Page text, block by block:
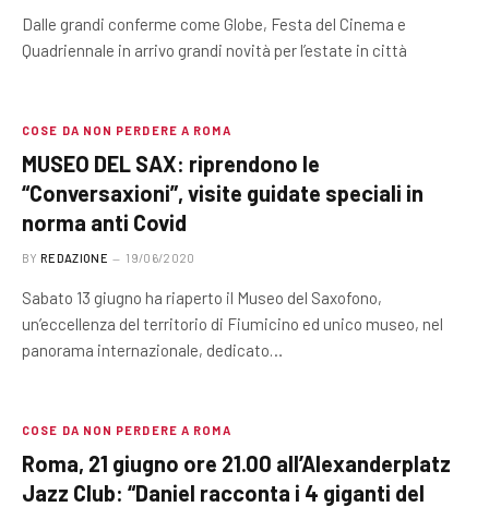
Dalle grandi conferme come Globe, Festa del Cinema e
Quadriennale in arrivo grandi novità per l’estate in città
COSE DA NON PERDERE A ROMA
MUSEO DEL SAX: riprendono le
“Conversaxioni”, visite guidate speciali in
norma anti Covid
BY REDAZIONE 19/06/2020
Sabato 13 giugno ha riaperto il Museo del Saxofono,
un’eccellenza del territorio di Fiumicino ed unico museo, nel
panorama internazionale, dedicato…
COSE DA NON PERDERE A ROMA
Roma, 21 giugno ore 21.00 all’Alexanderplatz
Jazz Club: “Daniel racconta i 4 giganti del